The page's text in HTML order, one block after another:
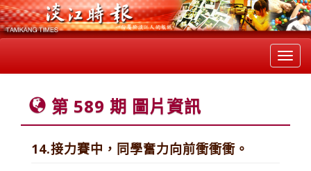
第 589 期 圖片資訊
14.接力賽中，同學奮力向前衝衝衝。